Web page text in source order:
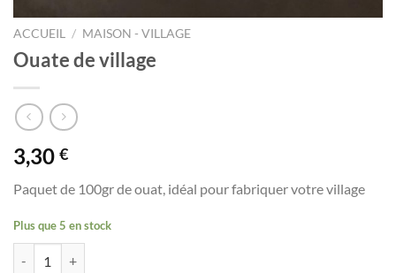
ACCUEIL / MAISON - VILLAGE
Ouate de village
3,30 €
Paquet de 100gr de ouat, idéal pour fabriquer votre village
Plus que 5 en stock